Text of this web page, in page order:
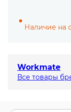
Наличие на
Workmate
Все товары